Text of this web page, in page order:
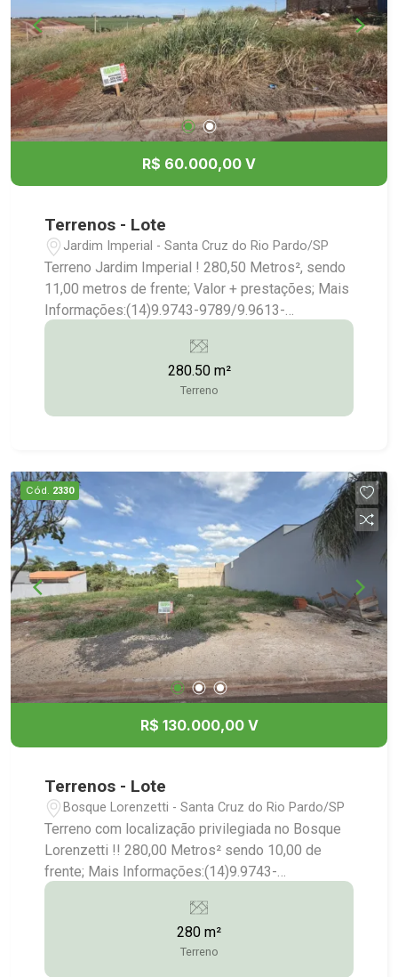
R$ 60.000,00 V
Terrenos - Lote
Jardim Imperial - Santa Cruz do Rio Pardo/SP
Terreno Jardim Imperial ! 280,50 Metros², sendo
11,00 metros de frente; Valor + prestações; Mais
Informações:(14)9.9743-9789/9.9613-
5228/3372-2528
280.50 m²
Terreno
Cód. 2330
R$ 130.000,00 V
Terrenos - Lote
Bosque Lorenzetti - Santa Cruz do Rio Pardo/SP
Terreno com localização privilegiada no Bosque
Lorenzetti !! 280,00 Metros² sendo 10,00 de
frente; Mais Informações:(14)9.9743-
9789/9.9613-5228/3372-2528
280 m²
Terreno